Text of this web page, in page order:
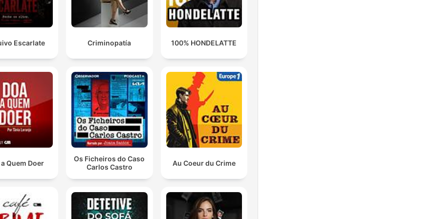
Escarlate Criminopatía 100% HONDELATTE
Quem Doer
Os Ficheiros do Caso
Carlos Castro
Au Coeur du Crime